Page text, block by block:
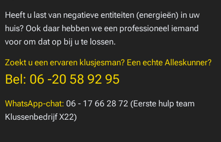
Heeft u last van negatieve entiteiten (energieën) in uw
huis? Ook daar hebben we een professioneel iemand
voor om dat op bij u te lossen.
Zoekt u een ervaren klusjesman? Een echte Alleskunner?
Bel: 06 -20 58 92 95
WhatsApp-chat: 06 - 17 66 28 72 (Eerste hulp team
Klussenbedrijf X22)